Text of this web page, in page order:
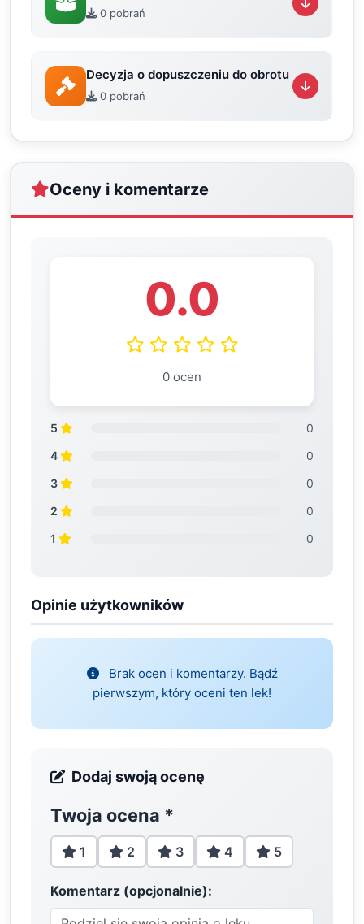
0 pobrań
Decyzja o dopuszczeniu do obrotu
0 pobrań
Oceny i komentarze
0.0
0 ocen
5
0
4
0
3
0
2
0
1
0
Opinie użytkowników
Brak ocen i komentarzy. Bądź
pierwszym, który oceni ten lek!
Dodaj swoją ocenę
Twoja ocena *
1 2 3 4 5
Komentarz (opcjonalnie):